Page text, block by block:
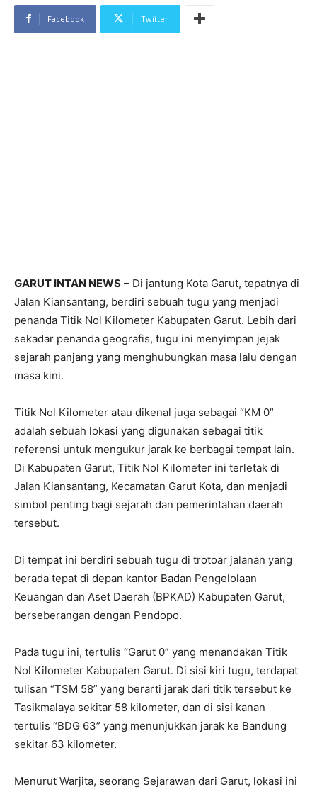
Facebook Twitter
GARUT INTAN NEWS – Di jantung Kota Garut, tepatnya di
Jalan Kiansantang, berdiri sebuah tugu yang menjadi
penanda Titik Nol Kilometer Kabupaten Garut. Lebih dari
sekadar penanda geografis, tugu ini menyimpan jejak
sejarah panjang yang menghubungkan masa lalu dengan
masa kini.
Titik Nol Kilometer atau dikenal juga sebagai “KM 0”
adalah sebuah lokasi yang digunakan sebagai titik
referensi untuk mengukur jarak ke berbagai tempat lain.
Di Kabupaten Garut, Titik Nol Kilometer ini terletak di
Jalan Kiansantang, Kecamatan Garut Kota, dan menjadi
simbol penting bagi sejarah dan pemerintahan daerah
tersebut.
Di tempat ini berdiri sebuah tugu di trotoar jalanan yang
berada tepat di depan kantor Badan Pengelolaan
Keuangan dan Aset Daerah (BPKAD) Kabupaten Garut,
berseberangan dengan Pendopo.
Pada tugu ini, tertulis “Garut 0” yang menandakan Titik
Nol Kilometer Kabupaten Garut. Di sisi kiri tugu, terdapat
tulisan “TSM 58” yang berarti jarak dari titik tersebut ke
Tasikmalaya sekitar 58 kilometer, dan di sisi kanan
tertulis “BDG 63” yang menunjukkan jarak ke Bandung
sekitar 63 kilometer.
Menurut Warjita, seorang Sejarawan dari Garut, lokasi ini